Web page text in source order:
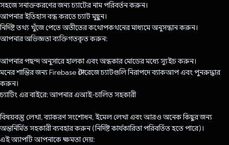
সহজে সনাক্তকরণের জন্য চ্যাটের নাম পরিবর্তন করুন।
আপনার ইতিহাস বন্ধ করতে চ্যাট মুছুন।
নির্দিষ্ট তথ্য খুঁজে পেতে অতীতের কথোপকথনের মাধ্যমে অনুসন্ধান করুন।
আপনার অভিজ্ঞতা ব্যক্তিগতকৃত করুন:
আপনার পছন্দ অনুসারে হালকা এবং অন্ধকার মোডের মধ্যে স্যুইচ করুন।
মনের শান্তির জন্য Firebase স্টোরেজে চ্যাটগুলি নিরাপদে ব্যাকআপ এবং পুনরুদ্ধার
করুন।
চ্যাটিং এর বাইরে: আপনার এআই-চালিত সহকারী
বিষয়বস্তু লেখা, ব্যাকরণ সংশোধন, ইমেল লেখা এবং আরও অনেক কিছুর জন্য
অন্তর্নির্মিত সহকারী ব্যবহার করুন (নির্দিষ্ট কার্যকারিতা পরিবর্তিত হতে পারে)।
এই অ্যাপটি আপনাকে ক্ষমতা দেয়: